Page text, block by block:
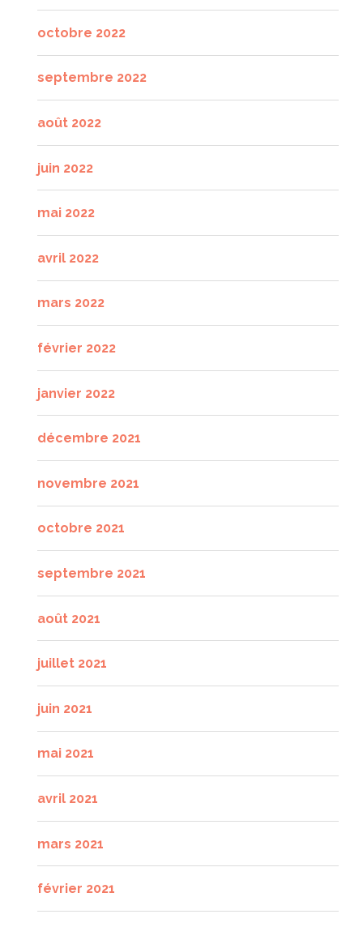
octobre 2022
septembre 2022
août 2022
juin 2022
mai 2022
avril 2022
mars 2022
février 2022
janvier 2022
décembre 2021
novembre 2021
octobre 2021
septembre 2021
août 2021
juillet 2021
juin 2021
mai 2021
avril 2021
mars 2021
février 2021